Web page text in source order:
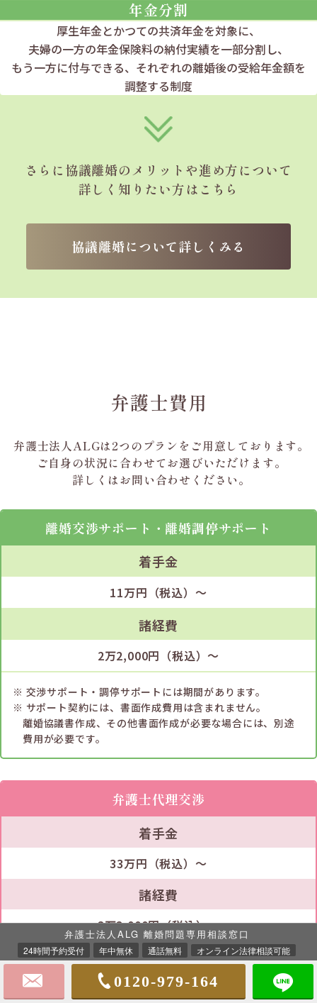
年金分割
厚生年金とかつての共済年金を対象に、
夫婦の一方の年金保険料の納付実績を一部分割し、
もう一方に付与できる、 それぞれの離婚後の受給年金額を
調整する制度
さらに協議離婚のメリットや進め方について
詳しく知りたい方はこちら
協議離婚について詳しくみる
弁護士費用
弁護士法人ALGは2つのプランを ご用意しております。
ご自身の状況に合わせてお選びいただけます。
詳しくはお問い合わせください。
離婚交渉サポート・ 離婚調停サポート
着手金
11万円（税込）～
諸経費
2万2,000円（税込）～
交渉サポート・調停サポートには期間があります。
サポート契約には、書面作成費用は含まれません。
離婚協議書作成、その他書面作成が必要な場合には、別途
費用が必要です。
弁護士代理交渉
着手金
33万円（税込）～
諸経費
3万3,000円（税込）～
成功報酬
33万円（税込）＋
弁護士法人ALG 離婚問題専用相談窓口
24時間予約受付 年中無休 通話無料 オンライン法律相談可能
0120-979-164